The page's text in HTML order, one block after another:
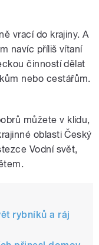
vrací do krajiny. A
navíc příliš vítaní
činností dělat
nebo cestářům.
můžete v klidu,
oblasti Český
Vodní svět,
rybníků a ráj